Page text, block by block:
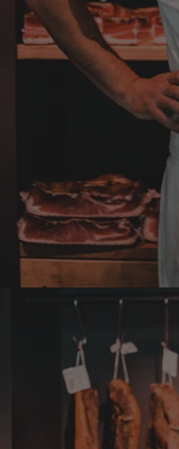
man